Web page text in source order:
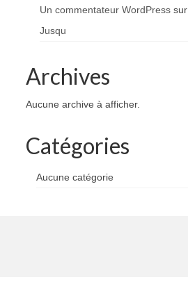
Un commentateur WordPresssur
Jusqu
Archives
Aucune archive à afficher.
Catégories
Aucune catégorie